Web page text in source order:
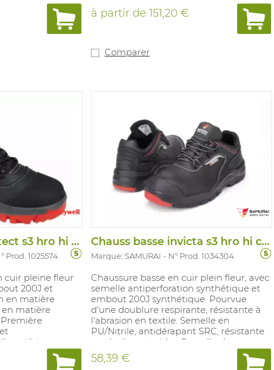
en
de propreté amovible en polyuréthane
revêtue de textile. Pointures: 35-51.
Convient pour applications industrielles
20345 S3 HRO HI CI WR SRC.
à partir de 151,20 €
Comparer
Chauss haute protect s3 hro hi ci src
Prod. 1025574
cuir pleine fleur
200J et
en matière
matière
extérieure en
48.
Chauss basse invicta s3 hro hi ci src
Marque: SAMURAI N° Prod. 1034304
Chaussure basse en cuir plein fleur, avec
semelle antiperforation synthétique et
embout 200J synthétique. Pourvue
d'une doublure respirante, résistante à
l'abrasion en textile. Semelle en
PU/Nitrile, antidérapant SRC, résistante
aux huiles et acides. Semelle de
propreté amovible en polyuréthane
revêtue de textile. 100% sans métal.
58,39 €